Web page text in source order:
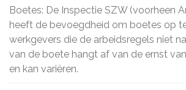
Boetes: De Inspectie SZW (voorheen
heeft de bevoegdheid om boetes op
werkgevers die de arbeidsregels niet
van de boete hangt af van de ernst
en kan variëren.